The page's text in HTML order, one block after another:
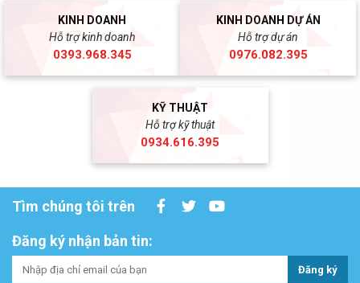
KINH DOANH
Hỗ trợ kinh doanh
0393.968.345
KINH DOANH DỰ ÁN
Hỗ trợ dự án
0976.082.395
KỸ THUẬT
Hỗ trợ kỹ thuật
0934.616.395
Tìm chúng tôi trên
Đăng ký nhận bản tin:
Đăng ký